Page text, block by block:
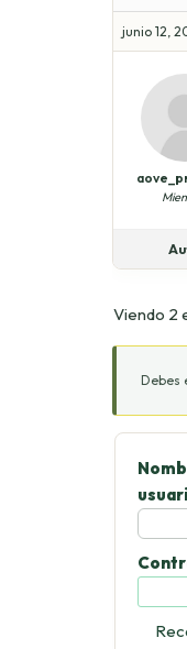
junio 12,
Viendo 2
Debes